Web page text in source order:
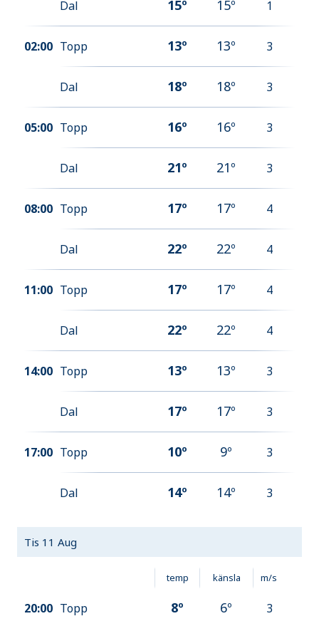
Dal 15º 15º 1
02:00 Topp 13º 13º 3
Dal 18º 18º 3
05:00 Topp 16º 16º 3
Dal 21º 21º 3
08:00 Topp 17º 17º 4
Dal 22º 22º 4
11:00 Topp 17º 17º 4
Dal 22º 22º 4
14:00 Topp 13º 13º 3
Dal 17º 17º 3
17:00 Topp 10º 9º 3
Dal 14º 14º 3
Tis 11 Aug
temp känsla m/s
20:00 Topp 8º 6º 3